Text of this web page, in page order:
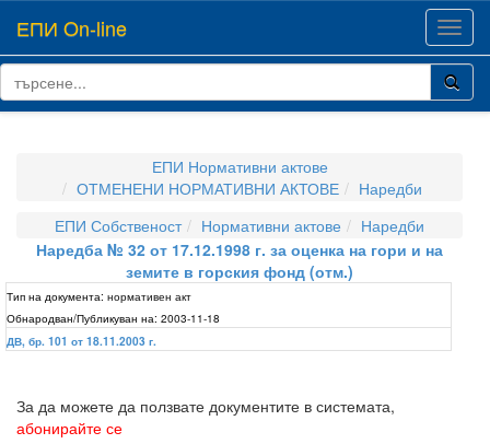
ЕПИ On-line
ЕПИ Нормативни актове
ОТМЕНЕНИ НОРМАТИВНИ АКТОВЕ
Наредби
ЕПИ Собственост
Нормативни актове
Наредби
Наредба № 32 от 17.12.1998 г. за оценка на гори и на
земите в горския фонд (отм.)
Тип на документа: нормативен акт
Обнародван/Публикуван на: 2003-11-18
ДВ, бр. 101 от 18.11.2003 г.
За да можете да ползвате документите в системата,
абонирайте се